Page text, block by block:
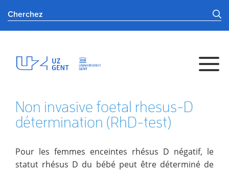
Non invasive foetal rhesus-D
détermination (RhD-test)
Pour les femmes enceintes rhésus D négatif, le
statut rhésus D du bébé peut être déterminé de